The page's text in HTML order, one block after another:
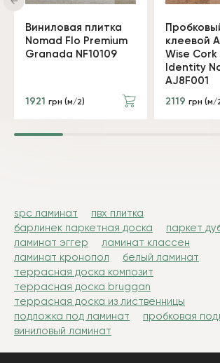
Виниловая плитка
Nomad Flo Premium
Granada NF10109
1921 грн (м/2)
клеевой
Wise Cork
Identity
AJ8F001
2119 грн (м/
spc ламинат
пвх плитка
барлинек паркетная доска
паркет
ламинат эггер
ламинат классен
ламинат кронопол
белый ламинат
террасная доска композит
террасная доска bruggan
террасная доска из лиственницы
подложка под ламинат
пробковая
виниловый ламинат